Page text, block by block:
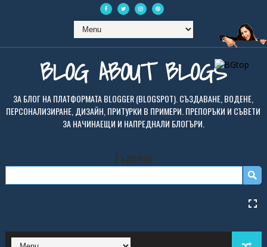
BLOG ABOUT BLOGS
ЗА БЛОГ НА ПЛАТФОРМАТА BLOGGER (BLOGSPOT). СЪЗДАВАНЕ, ВОДЕНЕ,
ПЕРСОНАЛИЗИРАНЕ, ДИЗАЙН, ПРИТУРКИ В ПРИМЕРИ. ПРЕПОРЪКИ И СЪВЕТИ
ЗА НАЧИНАЕЩИ И НАПРЕДНАЛИ БЛОГЪРИ.
Търсене